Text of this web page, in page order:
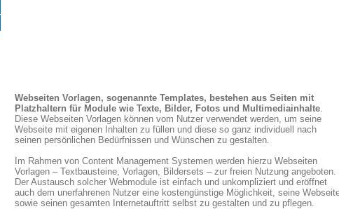
Webseiten Vorlagen, sogenannte Templates, bestehen aus Seiten mit
Platzhaltern für Module wie Texte, Bilder, Fotos und Multimediainhalte.
Diese Webseiten Vorlagen können vom Nutzer verwendet werden, um seine
Webseite mit eigenen Inhalten zu füllen und diese so ganz individuell nach
seinen persönlichen Bedürfnissen und Wünschen zu gestalten.
Im Rahmen von Content Management Systemen werden hierzu Webseiten
Vorlagen – Textbausteine, Vorlagen, Bildersets – zur freien Nutzung angeboten.
Der Austausch solcher Webmodule ist einfach und unkompliziert und eröffnet
auch dem unerfahrenen Nutzer eine kostengünstige Möglichkeit, seine
sowie seinen gesamten Internetauftritt selbst zu gestalten und zu pflegen.